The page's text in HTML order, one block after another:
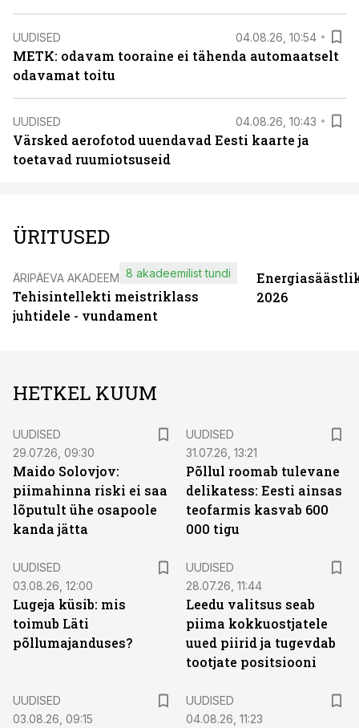
UUDISED 04.08.26, 10:54
METK: odavam tooraine ei tähenda automaatselt
odavamat toitu
UUDISED 04.08.26, 10:43
Värsked aerofotod uuendavad Eesti kaarte ja
toetavad ruumiotsuseid
ÜRITUSED
ÄRIPÄEVA AKADEEMIA
Tehisintellekti meistriklass
juhtidele - vundament
8 akadeemilist tundi
2026
HETKEL KUUM
UUDISED
29.07.26, 09:30
Maido Solovjov:
piimahinna riski ei saa
lõputult ühe osapoole
kanda jätta
UUDISED
31.07.26, 13:21
Põllul roomab tulevane
delikatess: Eesti ainsas
teofarmis kasvab 600
000 tigu
UUDISED
03.08.26, 12:00
Lugeja küsib: mis
toimub Läti
põllumajanduses?
UUDISED
28.07.26, 11:44
Leedu valitsus seab
piima kokkuostjatele
uued piirid ja tugevdab
tootjate positsiooni
UUDISED
03.08.26, 09:15
UUDISED
04.08.26, 11:23